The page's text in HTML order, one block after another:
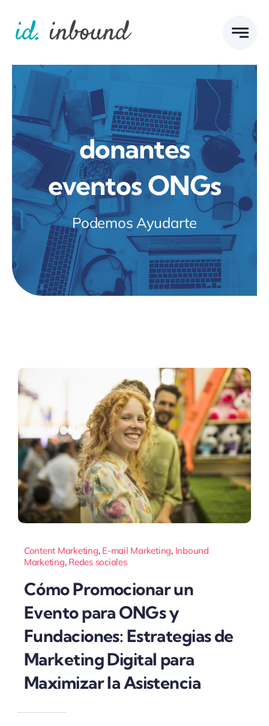
content
donantes
eventos ONGs
Podemos Ayudarte
Content Marketing, E-mail Marketing, Inbound
Marketing, Redes sociales
Cómo Promocionar un
Evento para ONGs y
Fundaciones: Estrategias de
Marketing Digital para
Maximizar la Asistencia